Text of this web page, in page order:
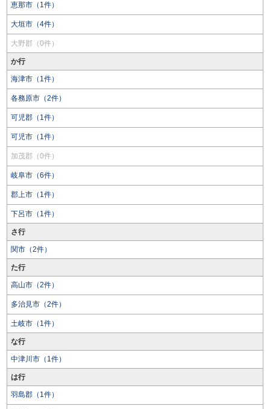
恵那市（1件）
大垣市（4件）
大野郡（0件）
か行
海津市（1件）
各務原市（2件）
可児郡（1件）
可児市（1件）
加茂郡（0件）
岐阜市（6件）
郡上市（1件）
下呂市（1件）
さ行
関市（2件）
た行
高山市（2件）
多治見市（2件）
土岐市（1件）
な行
中津川市（1件）
は行
羽島郡（1件）